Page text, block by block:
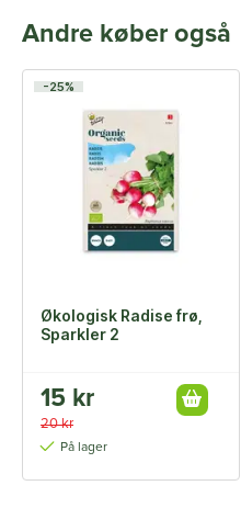
Andre køber også
-25%
Økologisk Radise frø,
Sparkler 2
15 kr
20 kr
På lager